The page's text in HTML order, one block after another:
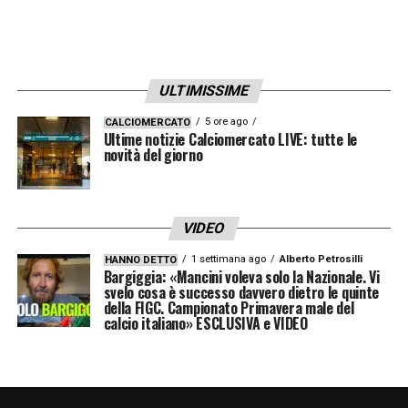
ULTIMISSIME
CALCIOMERCATO 5 ore ago
Ultime notizie Calciomercato LIVE: tutte le
novità del giorno
VIDEO
HANNO DETTO 1 settimana ago Alberto Petrosilli
Bargiggia: «Mancini voleva solo la Nazionale. Vi
svelo cosa è successo davvero dietro le quinte
della FIGC. Campionato Primavera male del
calcio italiano» ESCLUSIVA e VIDEO